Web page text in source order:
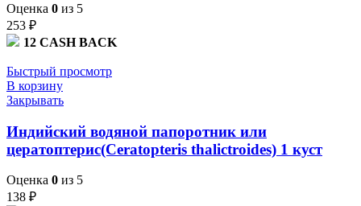
Оценка 0 из 5
253 ₽
12 CASH BACK
Быстрый просмотр
В корзину
Закрывать
Индийский водяной папоротник или
цератоптерис(Ceratopteris thalictroides) 1 куст
Оценка 0 из 5
138 ₽